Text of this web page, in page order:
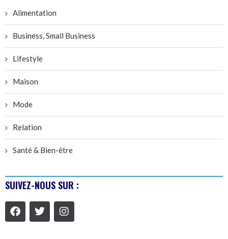
Alimentation
Business, Small Business
Lifestyle
Maison
Mode
Relation
Santé & Bien-être
SUIVEZ-NOUS SUR :